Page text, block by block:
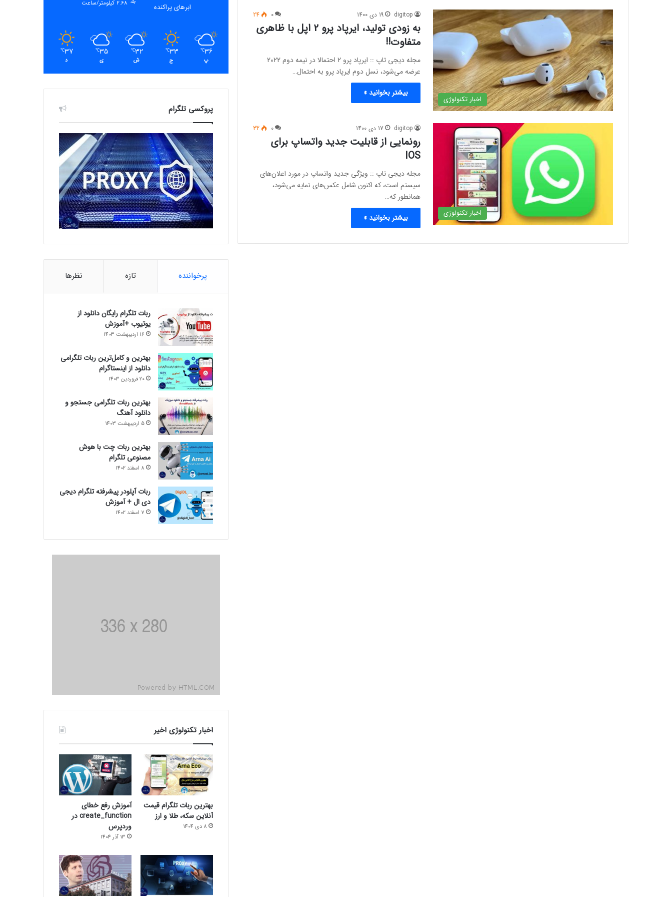
اخبار تکنولوژی
digitop 19 دی 1400 0
24
به زودی تولید، ایرپاد پرو 2 اپل با ظاهری
متفاوت!!
مجله دیجی تاپ :: ایرپاد پرو 2 احتمالا در نیمه دوم 2022
عرضه می‌شود، نسل دوم ایرپاد پرو به احتمال…
بیشتر بخوانید »
اخبار تکنولوژی
digitop 17 دی 1400 0
32
رونمایی از قابلیت جدید واتساپ برای
IOS
مجله دیجی تاپ :: ویژگی جدید واتساپ در مورد اعلان‌های
سیستم است، که اکنون شامل عکس‌های نمایه می‌شود،
همانطور که…
بیشتر بخوانید »
ابرهای پراکنده
2.68 کیلومتر/ساعت
36
℃
پ
33
℃
ج
32
℃
ش
35
℃
ی
37
℃
د
پروکسی تلگرام
پرخواننده تازه نظرها
ربات تلگرام رایگان دانلود از
یوتیوب +آموزش
16 اردیبهشت 1403
بهترین و کامل‌ترین ربات تلگرامی
دانلود از اینستاگرام
20 فروردین 1403
بهترین ربات تلگرامی جستجو و
دانلود آهنگ
5 اردیبهشت 1403
بهترین ربات چت با هوش
مصنوعی تلگرام
8 اسفند 1402
ربات آپلودر پیشرفته تلگرام دیجی
دی ال + آموزش
7 اسفند 1402
اخبار تکنولوژی اخیر
بهترین ربات تلگرام قیمت
آنلاین سکه، طلا و ارز
8 دی 1404
آموزش رفع خطای
create_function در
وردپرس
13 آذر 1404